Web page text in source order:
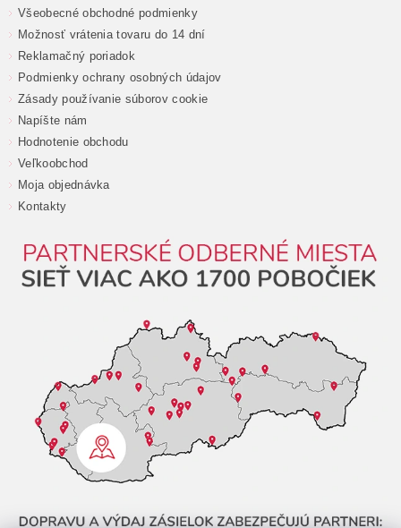
Všeobecné obchodné podmienky
Možnosť vrátenia tovaru do 14 dní
Reklamačný poriadok
Podmienky ochrany osobných údajov
Zásady používanie súborov cookie
Napíšte nám
Hodnotenie obchodu
Veľkoobchod
Moja objednávka
Kontakty